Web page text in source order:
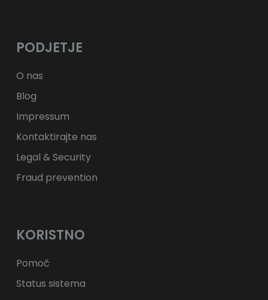
ft HUF
zł PLN
PODJETJE
O nas
Blog
Impressum
Kontaktirajte nas
Legal & Security
Fraud prevention
KORISTNO
Pomoč
Status sistema